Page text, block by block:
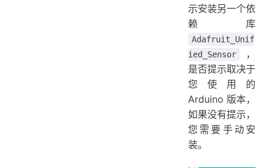
示安装另一个依
赖库
Adafruit_Unif
ied_Sensor
，
是否提示取决于
您使用的
Arduino 版本，
如果没有提示，
您需要手动安
装。